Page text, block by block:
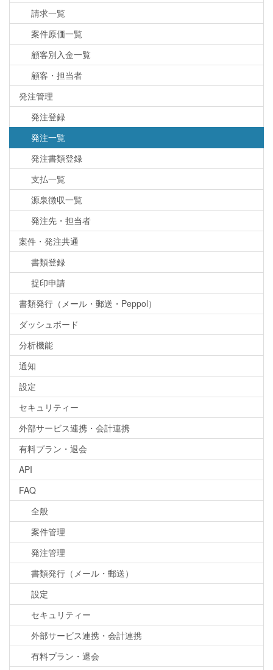
請求一覧
案件原価一覧
顧客別入金一覧
顧客・担当者
発注管理
発注登録
発注一覧
発注書類登録
支払一覧
源泉徴収一覧
発注先・担当者
案件・発注共通
書類登録
捉印申請
書類発行（メール・郵送・Peppol）
ダッシュボード
分析機能
通知
設定
セキュリティー
外部サービス連携・会計連携
有料プラン・退会
API
FAQ
全般
案件管理
発注管理
書類発行（メール・郵送）
設定
セキュリティー
外部サービス連携・会計連携
有料プラン・退会